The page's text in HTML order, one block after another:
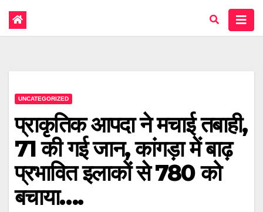
UNCATEGORIZED
प्राकृतिक आपदा ने मचाई तबाही,
71 की गई जान, कांगड़ा में बाढ़
प्रभावित इलाकों से 780 को
बचाया….